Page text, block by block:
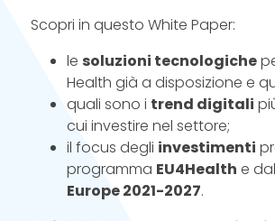
Scopri in questo White Paper:
le soluzioni tecnologiche
Health già a disposizione e
quali sono i trend digitali
cui investire nel settore;
il focus degli investimenti
programma EU4Health e dal
Europe 2021-2027.